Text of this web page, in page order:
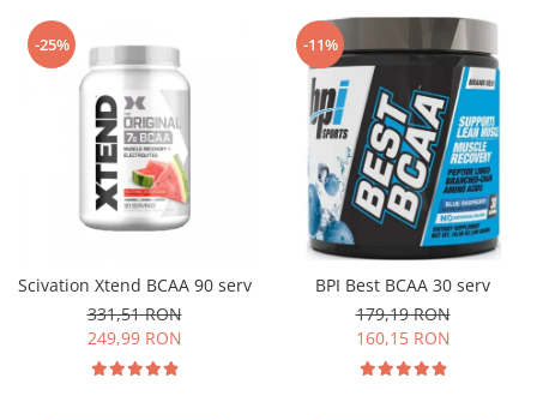
-25%
Scivation Xtend BCAA 90 serv
331,51 RON
249,99 RON
-11%
BPI Best BCAA 30 serv
179,19 RON
160,15 RON